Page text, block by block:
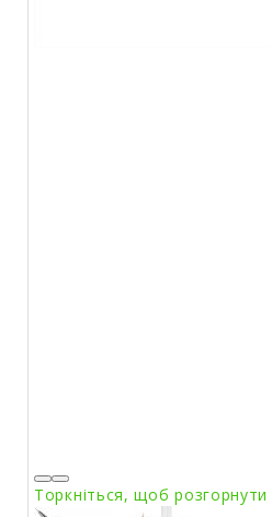
Торкніться, щоб розгорнути